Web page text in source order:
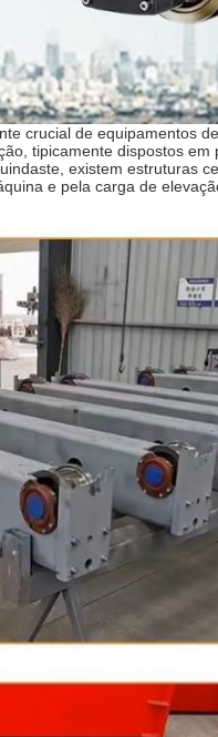
crucial de equipamentos
tipicamente dispostos em
existem estruturas
e pela carga de